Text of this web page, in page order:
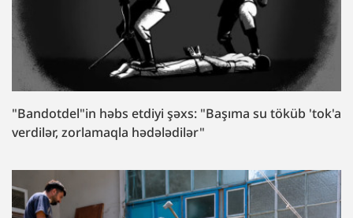
"Bandotdel"in həbs etdiyi şəxs: "Başıma su töküb 'tok'a
verdilər, zorlamaqla hədələdilər"